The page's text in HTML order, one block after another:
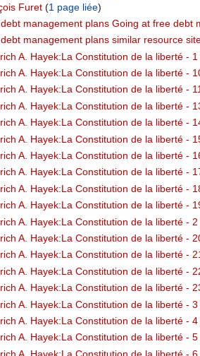
Furet‏‎ (1 page liée)
management plans Going at free debt
management plans similar resource
A. Hayek:La Constitution de la liberté - 1
A. Hayek:La Constitution de la liberté -
A. Hayek:La Constitution de la liberté -
A. Hayek:La Constitution de la liberté -
A. Hayek:La Constitution de la liberté -
A. Hayek:La Constitution de la liberté -
A. Hayek:La Constitution de la liberté -
A. Hayek:La Constitution de la liberté -
A. Hayek:La Constitution de la liberté -
A. Hayek:La Constitution de la liberté -
A. Hayek:La Constitution de la liberté - 2
A. Hayek:La Constitution de la liberté -
A. Hayek:La Constitution de la liberté -
A. Hayek:La Constitution de la liberté -
A. Hayek:La Constitution de la liberté -
A. Hayek:La Constitution de la liberté - 3
A. Hayek:La Constitution de la liberté - 4
A. Hayek:La Constitution de la liberté - 5
A. Hayek:La Constitution de la liberté - 6